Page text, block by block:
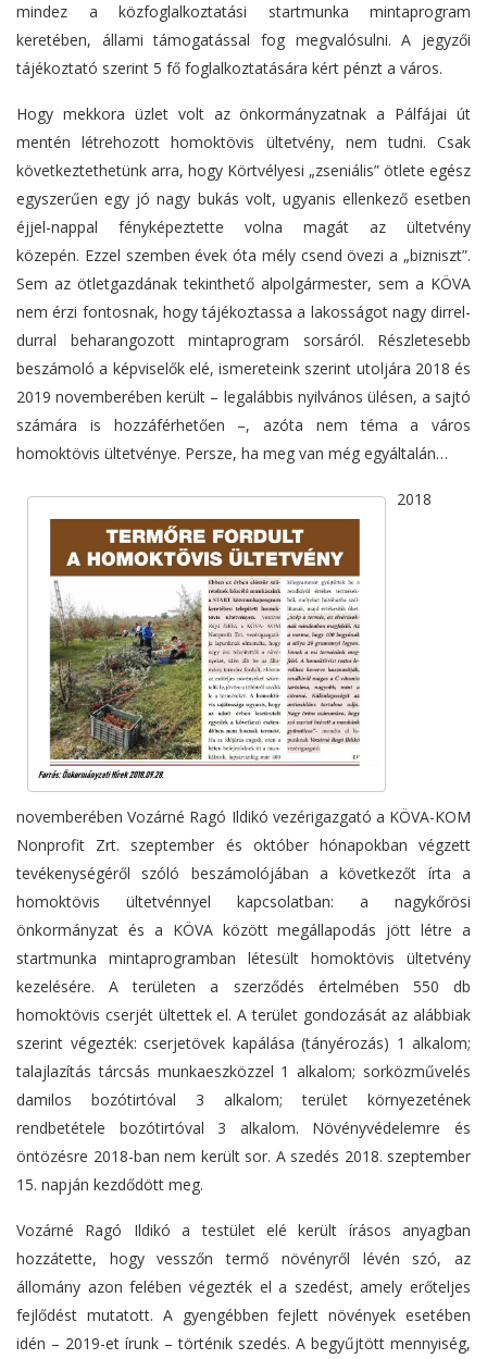
mindez a közfoglalkoztatási startmunka mintaprogram
keretében, állami támogatással fog megvalósulni. A jegyzői
tájékoztató szerint 5 fő foglalkoztatására kért pénzt a város.
Hogy mekkora üzlet volt az önkormányzatnak a Pálfájai út
mentén létrehozott homoktövis ültetvény, nem tudni. Csak
következtethetünk arra, hogy Körtvélyesi „zseniális” ötlete egész
egyszerűen egy jó nagy bukás volt, ugyanis ellenkező esetben
éjjel-nappal fényképeztette volna magát az ültetvény
közepén. Ezzel szemben évek óta mély csend övezi a „bizniszt”.
Sem az ötletgazdának tekinthető alpolgármester, sem a KÖVA
nem érzi fontosnak, hogy tájékoztassa a lakosságot nagy dirrel-
durral beharangozott mintaprogram sorsáról. Részletesebb
beszámoló a képviselők elé, ismereteink szerint utoljára 2018 és
2019 novemberében került – legalábbis nyilvános ülésen, a sajtó
számára is hozzáférhetően –, azóta nem téma a város
homoktövis ültetvénye. Persze, ha meg van még egyáltalán…
2018
novemberében Vozárné Ragó Ildikó vezérigazgató a KÖVA-KOM
Nonprofit Zrt. szeptember és október hónapokban végzett
tevékenységéről szóló beszámolójában a következőt írta a
homoktövis ültetvénnyel kapcsolatban: a nagykőrösi
önkormányzat és a KÖVA között megállapodás jött létre a
startmunka mintaprogramban létesült homoktövis ültetvény
kezelésére. A területen a szerződés értelmében 550 db
homoktövis cserjét ültettek el. A terület gondozását az alábbiak
szerint végezték: cserjetövek kapálása (tányérozás) 1 alkalom;
talajlazítás tárcsás munkaeszközzel 1 alkalom; sorközművelés
damilos bozótirtóval 3 alkalom; terület környezetének
rendbetétele bozótirtóval 3 alkalom. Növényvédelemre és
öntözésre 2018-ban nem került sor. A szedés 2018. szeptember
15. napján kezdődött meg.
Vozárné Ragó Ildikó a testület elé került írásos anyagban
hozzátette, hogy vesszőn termő növényről lévén szó, az
állomány azon felében végezték el a szedést, amely erőteljes
fejlődést mutatott. A gyengébben fejlett növények esetében
idén – 2019-et írunk – történik szedés. A begyűjtött mennyiség,